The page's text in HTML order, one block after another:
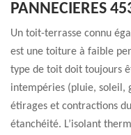
PANNECIERES
Un toit-terrasse connu
est une toiture à faible
type de toit doit toujours
intempéries (pluie, soleil,
étirages et contractions
étanchéité. L’isolant